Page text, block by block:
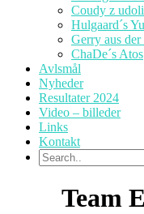
Coudy z
Hulgaard´s
Gerry aus
ChaDe´s Atos
Avlsmål
Nyheder
Resultater 2024
Video – billeder
Links
Kontakt
Team